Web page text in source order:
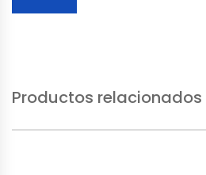
Productos relacionados